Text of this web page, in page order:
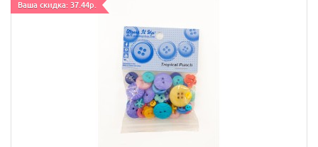
Ваша скидка: 37.44р.